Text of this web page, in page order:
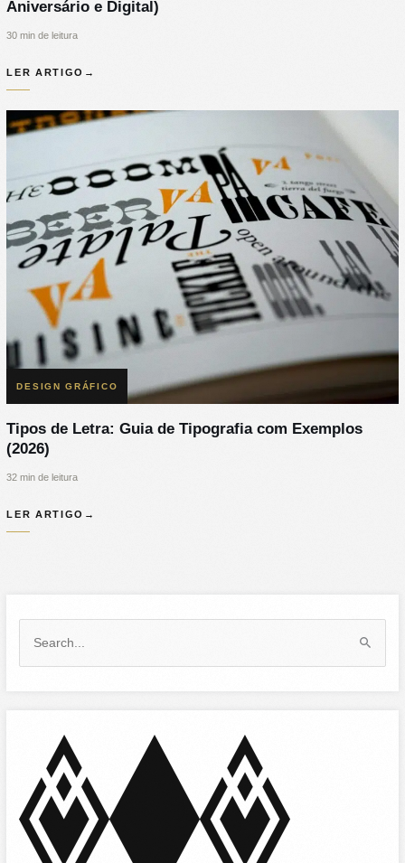
Aniversário e Digital)
30 min de leitura
LER ARTIGO →
DESIGN GRÁFICO
Tipos de Letra: Guia de Tipografia com Exemplos
(2026)
32 min de leitura
LER ARTIGO →
o